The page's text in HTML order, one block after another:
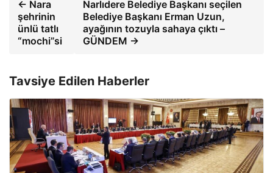
← Nara
şehrinin
ünlü tatlı
“mochi”si
Narlıdere Belediye Başkanı seçilen
Belediye Başkanı Erman Uzun,
ayağının tozuyla sahaya çıktı –
GÜNDEM →
Tavsiye Edilen Haberler